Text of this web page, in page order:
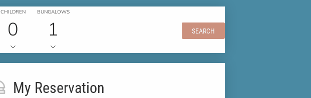
CHILDREN
0
BUNGALOWS
1 SEARCH
My Reservation